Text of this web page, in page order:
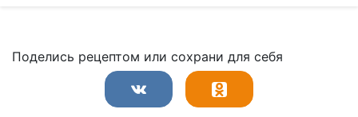
Поделись рецептом или сохрани для себя